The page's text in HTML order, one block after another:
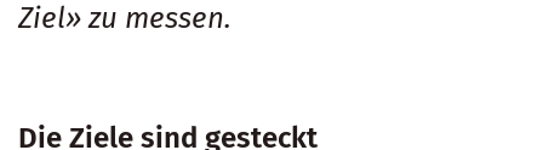
Ziel» zu messen.
Die Ziele sind gesteckt